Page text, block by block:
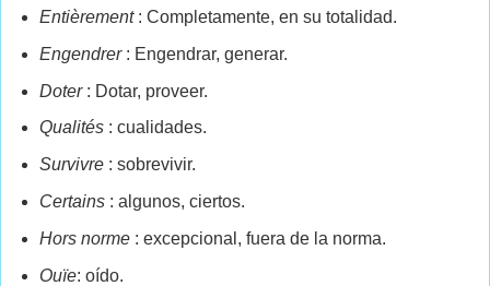
Entièrement : Completamente, en su totalidad.
Engendrer : Engendrar, generar.
Doter : Dotar, proveer.
Qualités : cualidades.
Survivre : sobrevivir.
Certains : algunos, ciertos.
Hors norme: excepcional, fuera de la norma.
Ouïe: oído.